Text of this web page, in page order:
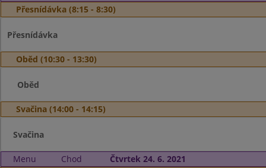
Přesnídávka (8:15 - 8:30)
Přesnídávka
Oběd (10:30 - 13:30)
Oběd
Svačina (14:00 - 14:15)
Svačina
Menu Chod
Čtvrtek 24. 6. 2021